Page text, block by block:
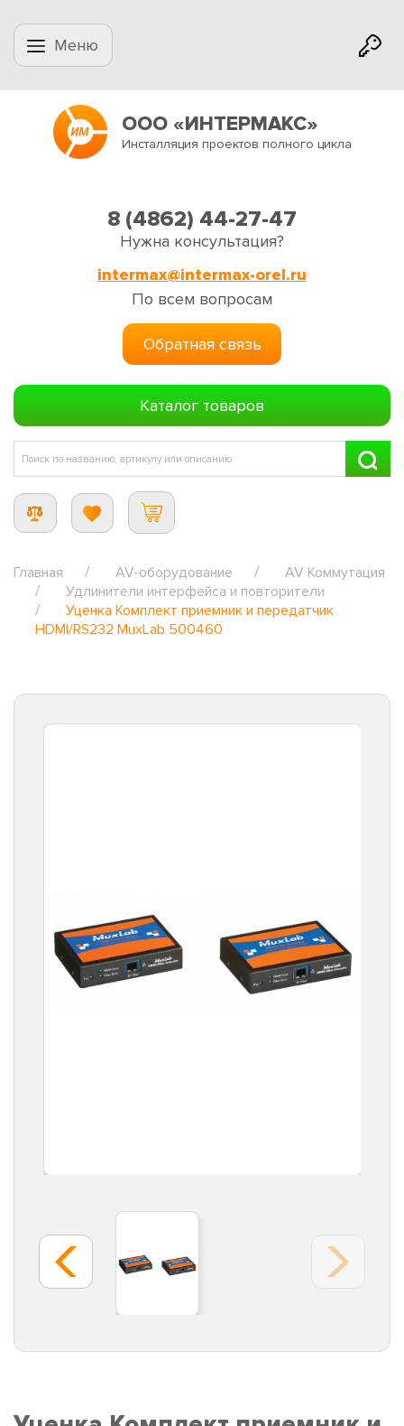
Меню
ООО «ИНТЕРМАКС»
Инсталляция проектов полного цикла
8 (4862) 44-27-47
Нужна консультация?
intermax@intermax-orel.ru
По всем вопросам
Обратная связь
Каталог товаров
Главная AV-оборудование
AV Коммутация
Удлинители интерфейса и повторители
Уценка Комплект приемник и передатчик
HDMI/RS232 MuxLab 500460